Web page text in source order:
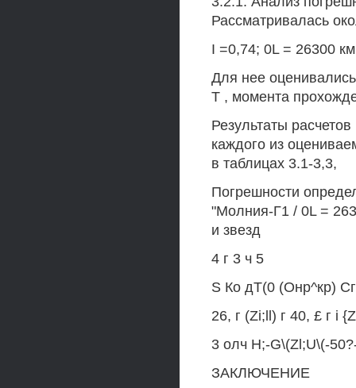
Рассматривалась
I =0,74; 0L = 26300
Для нее
Т , момента
Результаты
каждого из
в таблицах 3.1-3,3,
Погрешности
"Молния-Г1 / 0L =
и звезд
4 г 3 ч 5
S Ко дТ(0 (Онр^кр)
26, г (Zi;ll) г 40, £ г i
3 олч H;-G\(Zl;U\(-
ЗАКЛЮЧЕНИЕ